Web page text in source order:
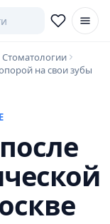
Стоматологии
на свои зубы